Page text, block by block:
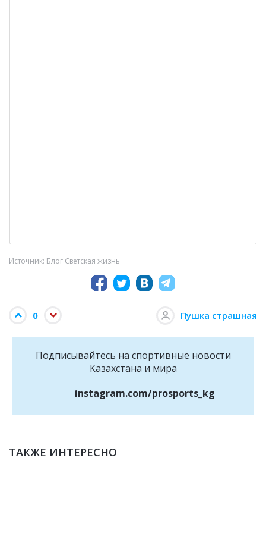
Источник: Блог Светская жизнь
0 Пушка страшная
Подписывайтесь на cпортивные новости
Казахстана и мира
instagram.com/prosports_kg
ТАКЖЕ ИНТЕРЕСНО